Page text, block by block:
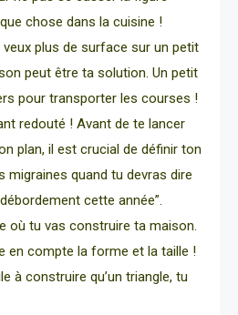
chose dans la cuisine !
veux plus de surface sur un petit
peut être ta solution. Un petit
pour transporter les courses !
redouté ! Avant de te lancer
plan, il est crucial de définir ton
migraines quand tu devras dire
cette année”.
où tu vas construire ta maison.
en compte la forme et la taille !
à construire qu’un triangle, tu